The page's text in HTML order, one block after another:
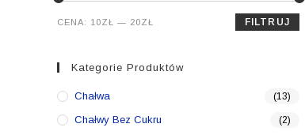
Cena
Cena
FILTRUJ
CENA: 10ZŁ — 20ZŁ
Kategorie Produktów
Chałwa (13)
Chałwy Bez Cukru (2)